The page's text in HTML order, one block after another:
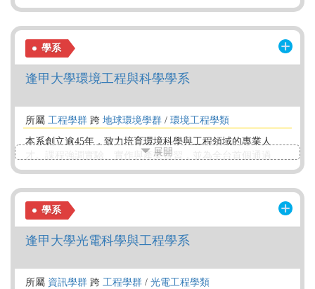
材料系。推動產學合作，與產業無縫接軌。簽訂多家海內外
十大傑出技術移轉績優單位。配合本校創新育成中心之運
作，輔導國內中小企業因應環境的快速變化，促進新興產業
與傳統產業之發展。
學系
逢甲大學環境工程與科學學系
所屬 工程學群 跨 地球環境學群 / 環境工程學類
本系創立逾45年，致力培育環境科學與工程領域的專業人
才。課程強調實驗、實作與產業實習，並為全台首個通過
IEET認證的環境系所。系友遍佈產官學研，每年超過60萬元
半導體業。2025年加入環境部國家環境研究院發起的「淨零
綠領人才培育聯盟」，推動碳管理專業課程，培育學生成為
企業未來搶手之綠領人才。
展開
學系
逢甲大學光電科學與工程學系
所屬 資訊學群 跨 工程學群 / 光電工程學類